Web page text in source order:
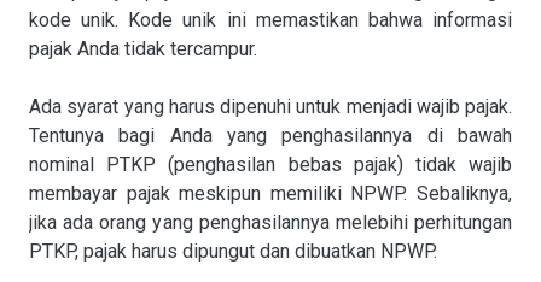
kode unik. Kode unik ini memastikan bahwa informasi
pajak Anda tidak tercampur.
Ada syarat yang harus dipenuhi untuk menjadi wajib pajak.
Tentunya bagi Anda yang penghasilannya di bawah
nominal PTKP (penghasilan bebas pajak) tidak wajib
membayar pajak meskipun memiliki NPWP. Sebaliknya,
jika ada orang yang penghasilannya melebihi perhitungan
PTKP, pajak harus dipungut dan dibuatkan NPWP.